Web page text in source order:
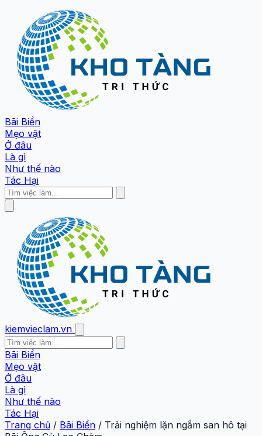
Bãi Biển
Mẹo vặt
Ở đâu
Là gì
Như thế nào
Tác Hại
kiemvieclam.vn
Bãi Biển
Mẹo vặt
Ở đâu
Là gì
Như thế nào
Tác Hại
Trang chủ / Bãi Biển / Trải nghiệm lặn ngắm san hô tại